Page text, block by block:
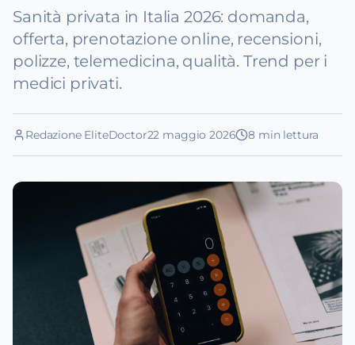
Sanità privata in Italia 2026: domanda,
offerta, prenotazione online, recensioni,
polizze, telemedicina, qualità. Trend per i
medici privati.
Redazione EliteDoctor22 maggio 2026 8 min lettura